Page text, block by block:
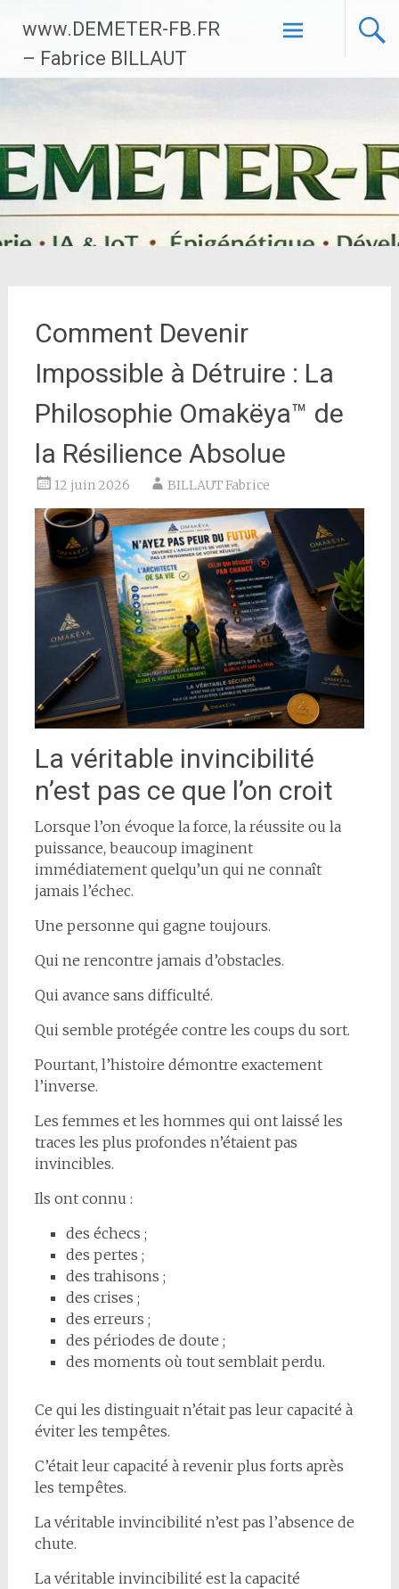
contenu
principal
www.DEMETER-FB.FR
– Fabrice BILLAUT
Comment Devenir
Impossible à Détruire : La
Philosophie Omakëya™ de
la Résilience Absolue
12 juin 2026 BILLAUT Fabrice
La véritable invincibilité
n’est pas ce que l’on croit
Lorsque l’on évoque la force, la réussite ou la
puissance, beaucoup imaginent
immédiatement quelqu’un qui ne connaît
jamais l’échec.
Une personne qui gagne toujours.
Qui ne rencontre jamais d’obstacles.
Qui avance sans difficulté.
Qui semble protégée contre les coups du sort.
Pourtant, l’histoire démontre exactement
l’inverse.
Les femmes et les hommes qui ont laissé les
traces les plus profondes n’étaient pas
invincibles.
Ils ont connu :
des échecs ;
des pertes ;
des trahisons ;
des crises ;
des erreurs ;
des périodes de doute ;
des moments où tout semblait perdu.
Ce qui les distinguait n’était pas leur capacité à
éviter les tempêtes.
C’était leur capacité à revenir plus forts après
les tempêtes.
La véritable invincibilité n’est pas l’absence de
chute.
La véritable invincibilité est la capacité